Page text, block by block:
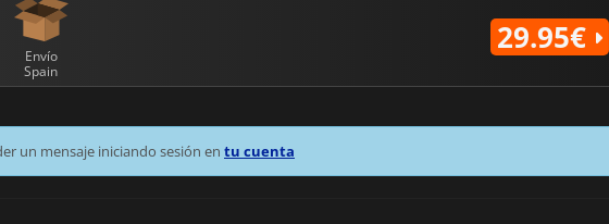
Envío
Spain
29.95€
un mensaje iniciando sesión en tu cuenta